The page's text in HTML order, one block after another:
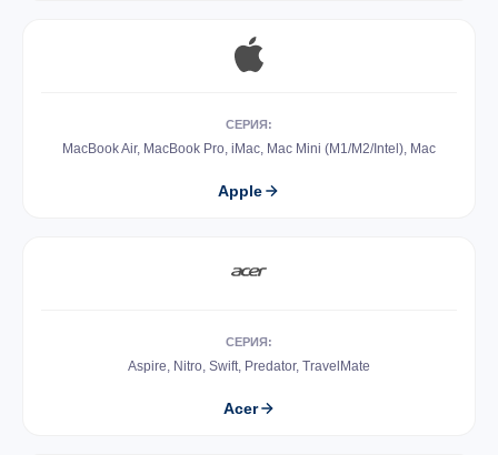
СЕРИЯ:
MacBook Air, MacBook Pro, iMac, Mac Mini (M1/M2/Intel), Mac
Apple
СЕРИЯ:
Aspire, Nitro, Swift, Predator, TravelMate
Acer